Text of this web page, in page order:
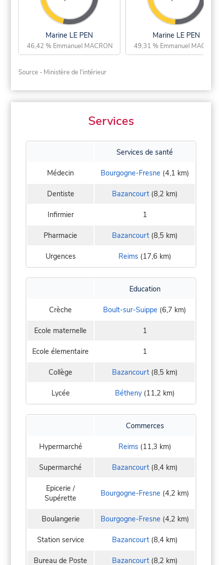
Marine LE PEN
46,42 % Emmanuel MACRON
Marine LE PEN
49,31 % Emmanuel MACRON
Source - Ministère de l'intérieur
Services
Services de santé
Médecin Bourgogne-Fresne (4,1 km)
Dentiste Bazancourt(8,2 km)
Infirmier 1
Pharmacie Bazancourt(8,5 km)
Urgences Reims(17,6 km)
Education
Crèche Boult-sur-Suippe (6,7 km)
Ecole maternelle 1
Ecole élementaire 1
Collège Bazancourt(8,5 km)
Lycée Bétheny(11,2 km)
Commerces
Hypermarché Reims(11,3 km)
Supermarché Bazancourt(8,4 km)
Epicerie /
Supérette
Bourgogne-Fresne (4,2 km)
Boulangerie Bourgogne-Fresne (4,2 km)
Station service Bazancourt(8,4 km)
Bureau de Poste Bazancourt(8,2 km)